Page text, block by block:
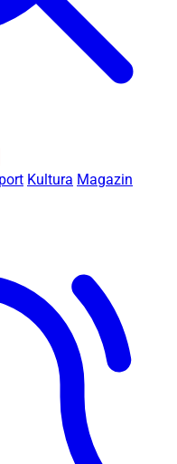
Kultura Magazin